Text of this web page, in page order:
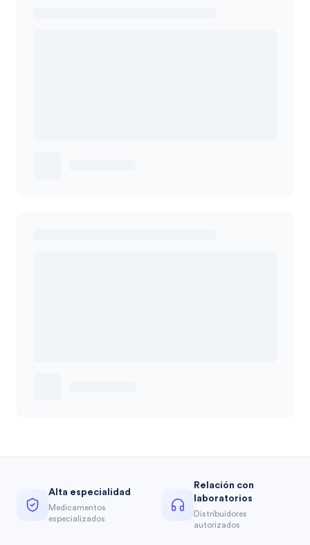
Alta especialidad
Medicamentos
especializados
Relación con
laboratorios
Distribuidores
autorizados